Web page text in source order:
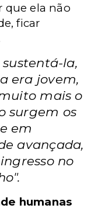
que ela não
ficar
la,
era jovem,
mais o
surgem os
em
avançada,
no
humanas